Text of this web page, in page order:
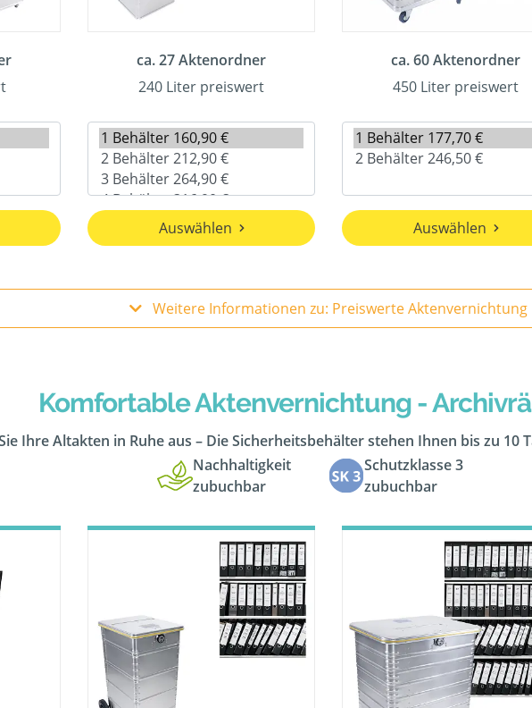
ca. 27 Aktenordner
240 Liter preiswert
Auswählen
ca. 60 Aktenordner
450 Liter preiswert
Auswählen
Weitere Informationen zu: Preiswerte Aktenvernichtung
Komfortable Aktenvernichtung -
Ihre Altakten in Ruhe aus – Die Sicherheitsbehälter stehen Ihnen bis zu 10
Nachhaltigkeit
zubuchbar
Schutzklasse 3
zubuchbar